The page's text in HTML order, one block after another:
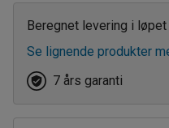
Beregnet levering i
Se lignende produkter
7 års garanti